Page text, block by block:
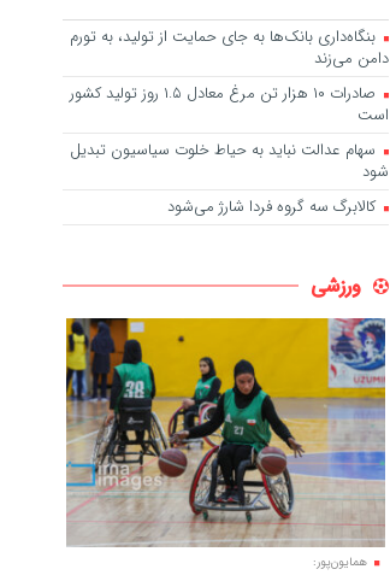
بنگاه‌داری بانک‌ها به جای حمایت از تولید، به تورم
دامن می‌زند
صادرات ۱۰ هزار تن مرغ معادل ۱.۵ روز تولید کشور
است
سهام عدالت نباید به حیاط خلوت سیاسیون تبدیل
شود
کالابرگ سه گروه فردا شارژ می‌شود
ورزشی
همایون‌پور: